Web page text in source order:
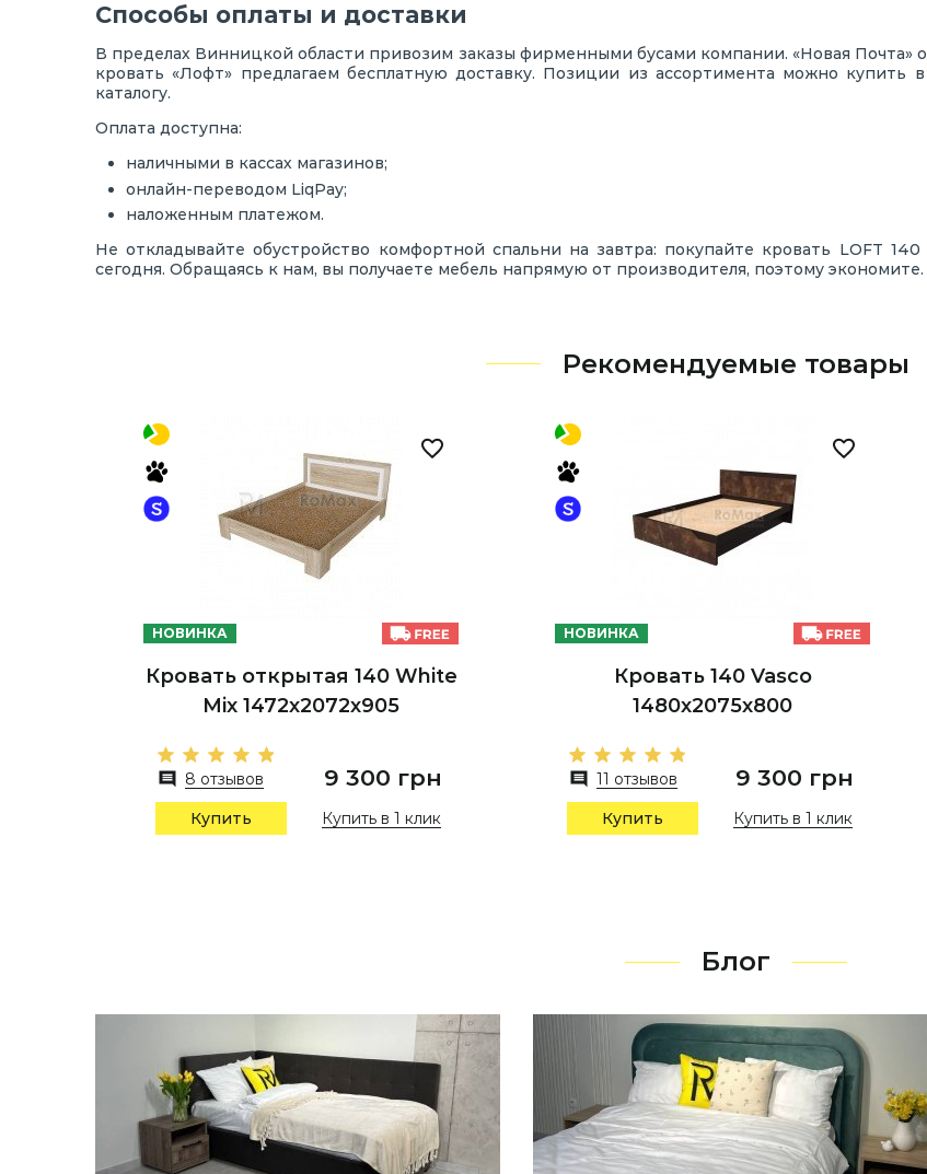
Способы оплаты и доставки
В пределах Винницкой области привозим заказы фирменными бусами компании. «Новая Почта»
кровать «Лофт» предлагаем бесплатную доставку. Позиции из ассортимента можно купить
каталогу.
Оплата доступна:
наличными в кассах магазинов;
онлайн-переводом LiqPay;
наложенным платежом.
Не откладывайте обустройство комфортной спальни на завтра: покупайте кровать LOFT
сегодня. Обращаясь к нам, вы получаете мебель напрямую от производителя, поэтому экономите.
Рекомендуемые товары
НОВИНКА
Кровать открытая 140 White
Mix 1472х2072х905
8 отзывов 9 300 грн
Купить Купить в 1 клик
НОВИНКА
Кровать 140 Vasco
1480х2075х800
11 отзывов 9 300 грн
Купить Купить в 1 клик
Блог